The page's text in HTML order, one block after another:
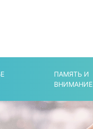
ПАМЯТЬ И
ВНИМАНИЕ